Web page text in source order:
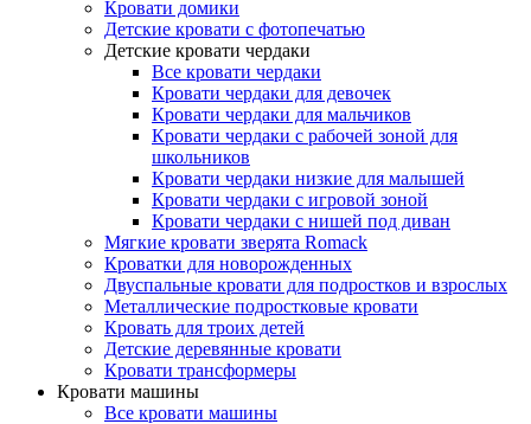
Кровати домики
Детские кровати с фотопечатью
Детские кровати чердаки
Все кровати чердаки
Кровати чердаки для девочек
Кровати чердаки для мальчиков
Кровати чердаки с рабочей зоной для
школьников
Кровати чердаки низкие для малышей
Кровати чердаки с игровой зоной
Кровати чердаки с нишей под диван
Мягкие кровати зверята Romack
Кроватки для новорожденных
Двуспальные кровати для подростков и взрослых
Металлические подростковые кровати
Кровать для троих детей
Детские деревянные кровати
Кровати трансформеры
Кровати машины
Все кровати машины